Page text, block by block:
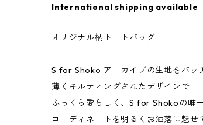
International shipping available
オリジナル柄トートバッグ
S for Shoko アーカイブの生地をパッ
薄くキルティングされたデザインで
ふっくら愛らしく、S for Shokoの唯
コーディネートを明るくお洒落に魅せ